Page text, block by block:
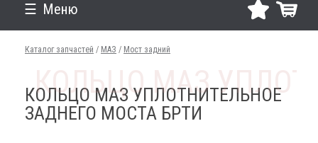
Меню
Каталог запчастей / МАЗ / Мост задний
КОЛЬЦО МАЗ УПЛОТНИТЕЛЬНОЕ
ЗАДНЕГО МОСТА БРТИ